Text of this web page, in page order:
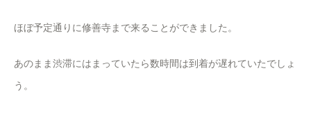
ほぼ予定通りに修善寺まで来ることができました。
あのまま渋滞にはまっていたら数時間は到着が遅れていたでしょ
う。